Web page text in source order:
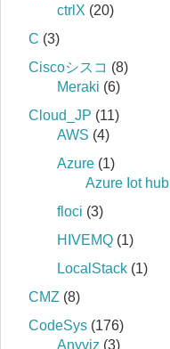
ctrlX (20)
C (3)
Ciscoシスコ (8)
Meraki (6)
Cloud_JP (11)
AWS (4)
Azure (1)
Azure Iot hub
floci (3)
HIVEMQ (1)
LocalStack (1)
CMZ (8)
CodeSys (176)
Anyviz (3)